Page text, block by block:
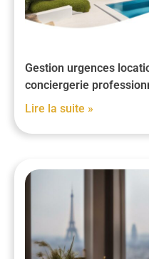
Gestion urgences
conciergerie
Lire la suite »